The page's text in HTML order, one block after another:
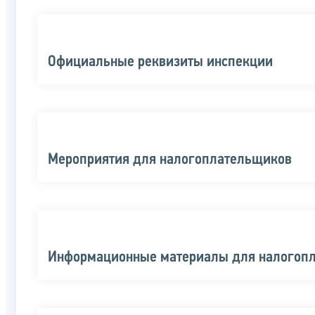
Официальные реквизиты инспекции
Мероприятия для налогоплательщиков
Информационные материалы для